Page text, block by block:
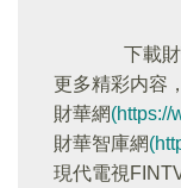
下載
更多精彩内容
財華網(https://
財華智庫網
現代電視